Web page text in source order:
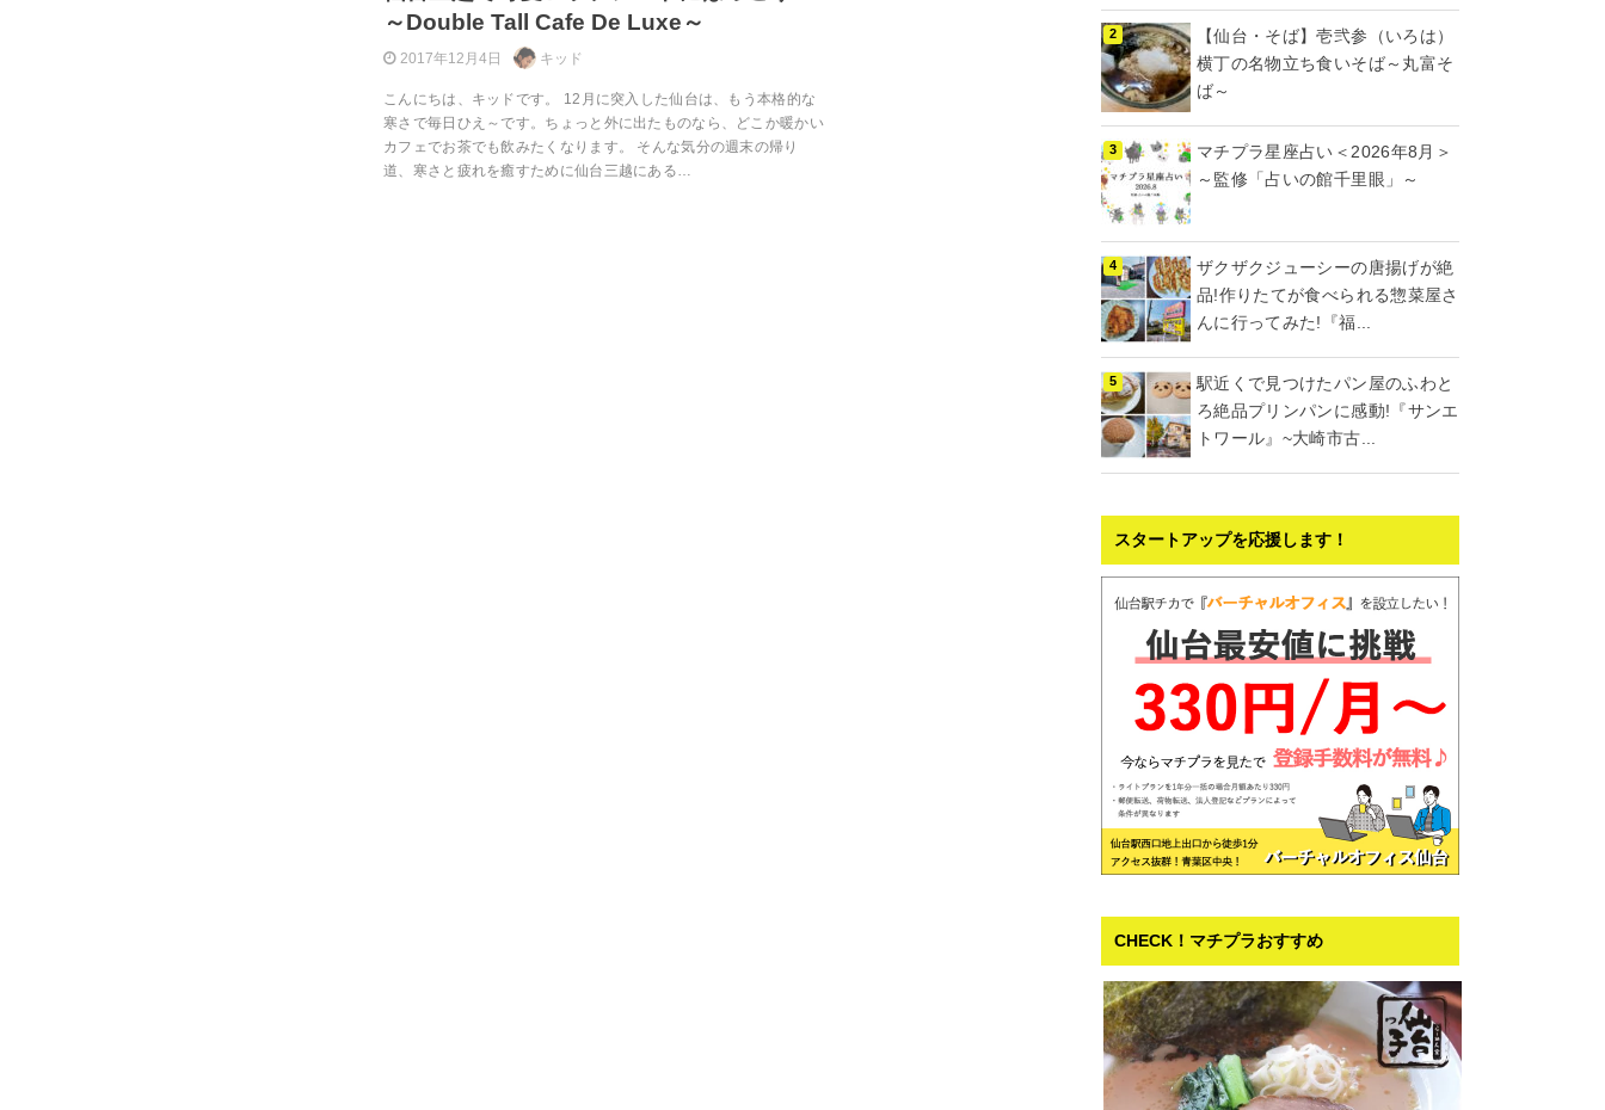
～Double Tall Cafe De Luxe～
2017年12月4日 キッド
こんにちは、キッドです。 12月に突入した仙台は、もう本格的な
寒さで毎日ひえ～です。ちょっと外に出たものなら、どこか暖かい
カフェでお茶でも飲みたくなります。 そんな気分の週末の帰り
道、寒さと疲れを癒すために仙台三越にある…
【仙台・そば】壱弐参（いろは）
横丁の名物立ち食いそば～丸富そ
ば～
マチプラ星座占い＜2026年8月＞
～監修「占いの館千里眼」～
ザクザクジューシーの唐揚げが絶
品!作りたてが食べられる惣菜屋さ
んに行ってみた!『福...
駅近くで見つけたパン屋のふわと
ろ絶品プリンパンに感動!『サンエ
トワール』~大崎市古...
スタートアップを応援します！
CHECK！マチプラおすすめ